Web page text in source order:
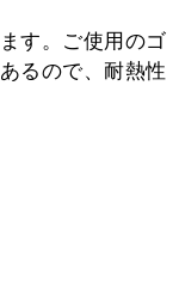
す。ご使用のゴ
るので、耐熱性